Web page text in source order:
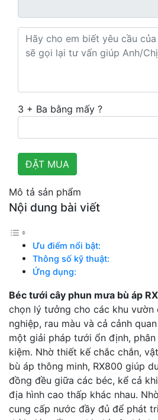
3 + Ba bằng mấy ?
Mô tả sản phẩm
Nội dung bài viết
Ưu điểm nổi bật:
Thông số kỹ thuật:
Ứng dụng:
Béc tưới cây phun mưa bù áp
chọn lý tưởng cho các khu vườn
nghiệp, rau màu và cả cảnh
một giải pháp tưới ổn định,
kiệm. Nhờ thiết kế chắc chắn,
bù áp thông minh, RX800 giúp
đồng đều giữa các béc, kể cả
địa hình cao thấp khác nhau.
cung cấp nước đầy đủ để phát